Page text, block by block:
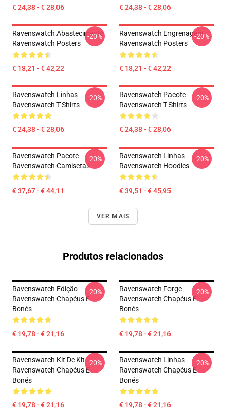
€ 24,38 - € 28,06 € 24,38 - € 28,06
Ravenswatch Abastecimento
Ravenswatch Posters
€ 18,21 - € 42,22
-20%
Ravenswatch Engrenagem
Ravenswatch Posters
€ 18,21 - € 42,22
-20%
Ravenswatch Linhas
Ravenswatch T-Shirts
€ 24,38 - € 28,06
-20%
Ravenswatch Pacote
Ravenswatch T-Shirts
€ 24,38 - € 28,06
-20%
Ravenswatch Pacote
Ravenswatch Camisetas
€ 37,67 - € 44,11
-20%
Ravenswatch Linhas
Ravenswatch Hoodies
€ 39,51 - € 45,95
-20%
VER MAIS
Produtos relacionados
Ravenswatch Edição
Ravenswatch Chapéus E
Bonés
€ 19,78 - € 21,16
-20%
Ravenswatch Forge
Ravenswatch Chapéus E
Bonés
€ 19,78 - € 21,16
-20%
Ravenswatch Kit De Kit
Ravenswatch Chapéus E
Bonés
€ 19,78 - € 21,16
-20%
Ravenswatch Linhas
Ravenswatch Chapéus E
Bonés
€ 19,78 - € 21,16
-20%